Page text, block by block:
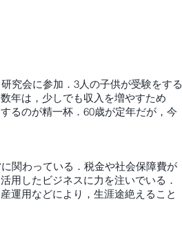
究会に参加．3人の子供が受験をする
年は，少しでも収入を増やすため
るのが精一杯．60歳が定年だが，今
関わっている．税金や社会保障費が
用したビジネスに力を注いでいる．
運用などにより，生涯途絶えること